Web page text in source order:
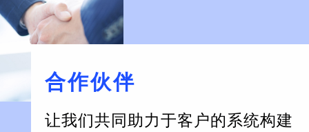
合作伙伴
让我们共同助力于客户的系统构建